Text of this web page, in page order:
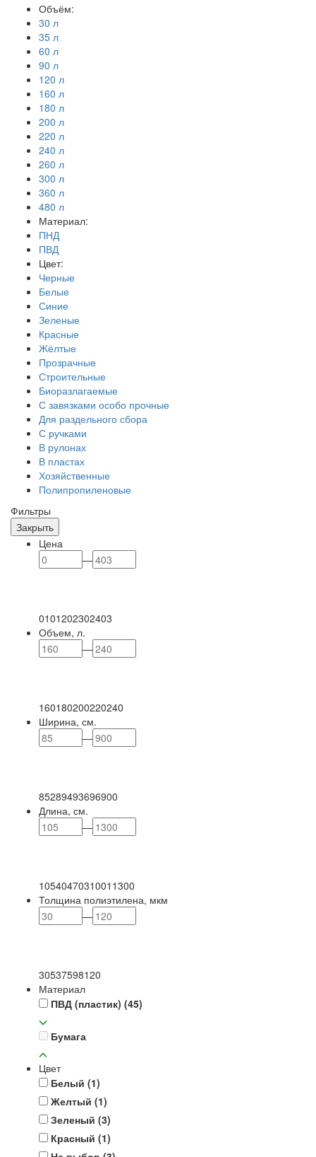
Объём:
30 л
35 л
60 л
90 л
120 л
160 л
180 л
200 л
220 л
240 л
260 л
300 л
360 л
480 л
Материал:
ПНД
ПВД
Цвет:
Черные
Белые
Синие
Зеленые
Красные
Жёлтые
Прозрачные
Строительные
Биоразлагаемые
С завязками особо прочные
Для раздельного сбора
С ручками
В рулонах
В пластах
Хозяйственные
Полипропиленовые
Фильтры
Закрыть
Цена
—
0101202302403
Объем, л.
—
160180200220240
Ширина, см.
—
85289493696900
Длина, см.
—
1054047031001 1300
Толщина полиэтилена, мкм
—
30537598120
Материал
ПВД (пластик) (45)
Бумага
Цвет
Белый (1)
Желтый (1)
Зеленый (3)
Красный (1)